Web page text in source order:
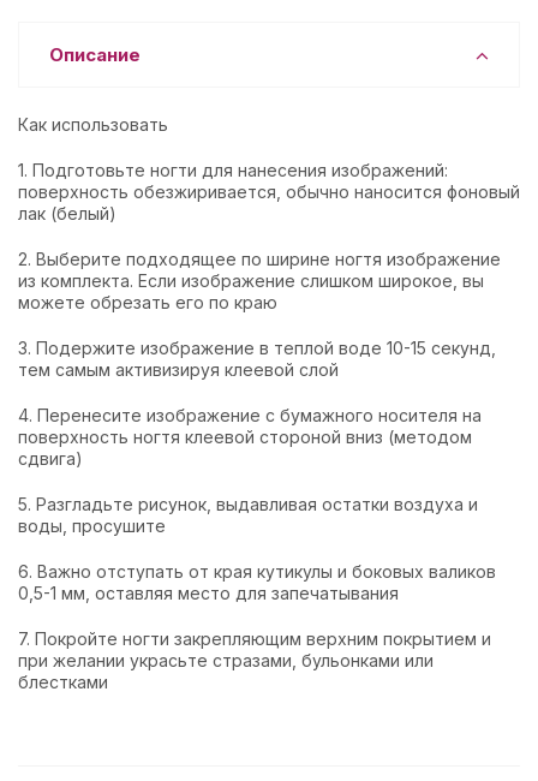
Описание
Как использовать
1. Подготовьте ногти для нанесения изображений:
поверхность обезжиривается, обычно наносится фоновый
лак (белый)
2. Выберите подходящее по ширине ногтя изображение
из комплекта. Если изображение слишком широкое, вы
можете обрезать его по краю
3. Подержите изображение в теплой воде 10-15 секунд,
тем самым активизируя клеевой слой
4. Перенесите изображение с бумажного носителя на
поверхность ногтя клеевой стороной вниз (методом
сдвига)
5. Разгладьте рисунок, выдавливая остатки воздуха и
воды, просушите
6. Важно отступать от края кутикулы и боковых валиков
0,5-1 мм, оставляя место для запечатывания
7. Покройте ногти закрепляющим верхним покрытием и
при желании украсьте стразами, бульонками или
блестками